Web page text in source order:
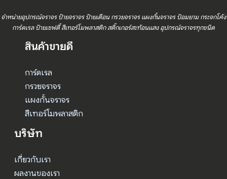
จำหน่ายอุปกรณ์จราจร ป้ายจราจร ป้ายเตือน กรวยจราจร แผงกั้นจราจร ป้อมยาม กระจกโค้ง
การ์ดเรล ป้ายเซฟตี้ สีเทอร์โมพลาสติก สติ๊กเกอร์สะท้อนแสง อุปกรณ์จราจรทุกชนิด
สินค้าขายดี
การ์ดเรล
กรวยจราจร
แผงกั้นจราจร
สีเทอร์โมพลาสติก
บริษัท
เกี่ยวกับเรา
ผลงานของเรา